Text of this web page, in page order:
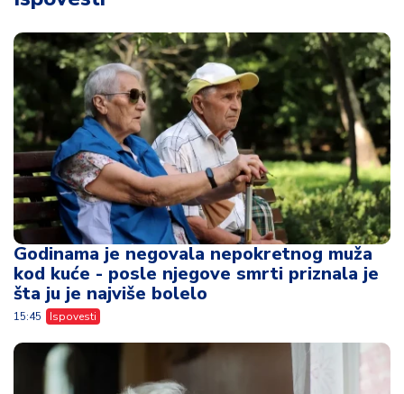
Godinama je negovala nepokretnog muža
kod kuće - posle njegove smrti priznala je
šta ju je najviše bolelo
15:45 Ispovesti